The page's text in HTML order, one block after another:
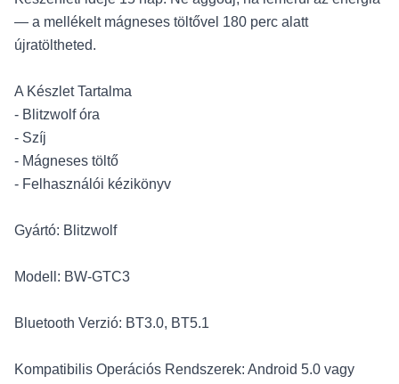
— a mellékelt mágneses töltővel 180 perc alatt
újratöltheted.
A Készlet Tartalma
- Blitzwolf óra
- Szíj
- Mágneses töltő
- Felhasználói kézikönyv
Gyártó: Blitzwolf
Modell: BW-GTC3
Bluetooth Verzió: BT3.0, BT5.1
Kompatibilis Operációs Rendszerek: Android 5.0 vagy